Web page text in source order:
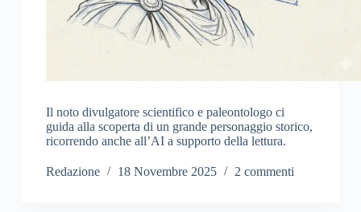
Il noto divulgatore scientifico e paleontologo ci
guida alla scoperta di un grande personaggio storico,
ricorrendo anche all’AI a supporto della lettura.
Redazione 18 Novembre 2025 2 commenti